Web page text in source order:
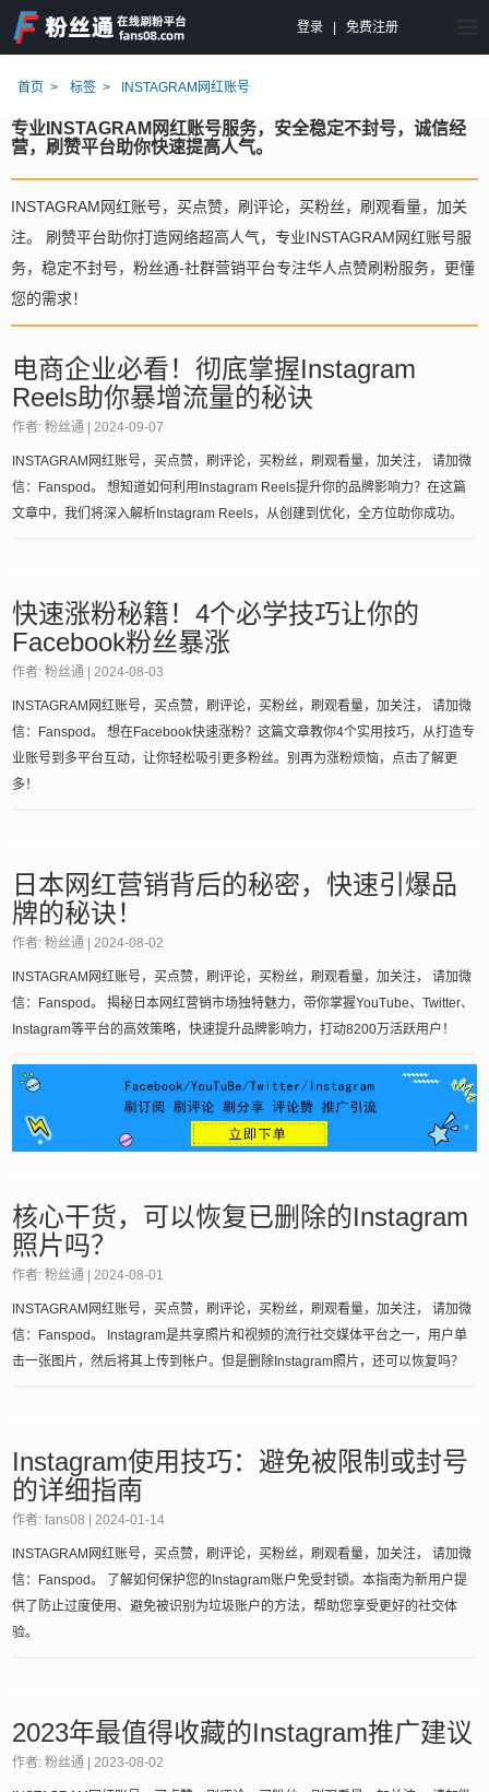
登录 免费注册
首页 标签 INSTAGRAM网红账号
专业INSTAGRAM网红账号服务，安全稳定不封号，诚信经
营，刷赞平台助你快速提高人气。
INSTAGRAM网红账号，买点赞，刷评论，买粉丝，刷观看量，加关
注。 刷赞平台助你打造网络超高人气，专业INSTAGRAM网红账号服
务，稳定不封号，粉丝通-社群营销平台专注华人点赞刷粉服务，更懂
您的需求！
电商企业必看！彻底掌握Instagram
Reels助你暴增流量的秘诀
作者: 粉丝通 | 2024-09-07
INSTAGRAM网红账号，买点赞，刷评论，买粉丝，刷观看量，加关注， 请加微
信：Fanspod。 想知道如何利用Instagram Reels提升你的品牌影响力？在这篇
文章中，我们将深入解析Instagram Reels，从创建到优化，全方位助你成功。
快速涨粉秘籍！4个必学技巧让你的
Facebook粉丝暴涨
作者: 粉丝通 | 2024-08-03
INSTAGRAM网红账号，买点赞，刷评论，买粉丝，刷观看量，加关注， 请加微
信：Fanspod。 想在Facebook快速涨粉？这篇文章教你4个实用技巧，从打造专
业账号到多平台互动，让你轻松吸引更多粉丝。别再为涨粉烦恼，点击了解更
多！
日本网红营销背后的秘密，快速引爆品
牌的秘诀！
作者: 粉丝通 | 2024-08-02
INSTAGRAM网红账号，买点赞，刷评论，买粉丝，刷观看量，加关注， 请加微
信：Fanspod。 揭秘日本网红营销市场独特魅力，带你掌握YouTube、Twitter、
Instagram等平台的高效策略，快速提升品牌影响力，打动8200万活跃用户！
核心干货，可以恢复已删除的Instagram
照片吗？
作者: 粉丝通 | 2024-08-01
INSTAGRAM网红账号，买点赞，刷评论，买粉丝，刷观看量，加关注， 请加微
信：Fanspod。 Instagram是共享照片和视频的流行社交媒体平台之一，用户单
击一张图片，然后将其上传到帐户。但是删除Instagram照片，还可以恢复吗？
Instagram使用技巧：避免被限制或封号
的详细指南
作者: fans08 | 2024-01-14
INSTAGRAM网红账号，买点赞，刷评论，买粉丝，刷观看量，加关注， 请加微
信：Fanspod。 了解如何保护您的Instagram账户免受封锁。本指南为新用户提
供了防止过度使用、避免被识别为垃圾账户的方法，帮助您享受更好的社交体
验。
2023年最值得收藏的Instagram推广建议
作者: 粉丝通 | 2023-08-02